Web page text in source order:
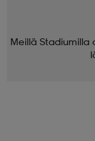
Meillä Stadiumilla